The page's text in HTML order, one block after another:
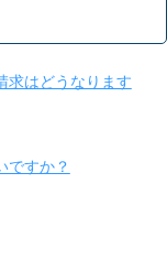
求はどうなります
ですか？